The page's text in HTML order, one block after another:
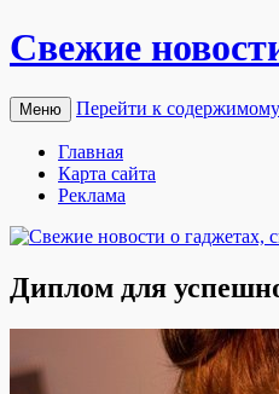
Свежие
Меню Перейти к содержимому
Главная
Карта сайта
Реклама
Диплом для